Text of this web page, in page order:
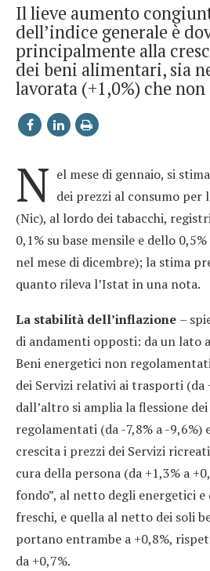
Il lieve aumento
dell’indice generale è
principalmente alla
dei beni alimentari, sia
lavorata (+1,0%) che non
N el mese di gennaio, si
dei prezzi al consumo
(Nic), al lordo dei tabacchi,
0,1% su base mensile e dello
nel mese di dicembre); la stima
quanto rileva l’Istat in una nota.
La stabilità dell’inflazione –
di andamenti opposti: da un lato
Beni energetici non
dei Servizi relativi ai trasporti (da
dall’altro si amplia la flessione
regolamentati (da -7,8% a -
crescita i prezzi dei Servizi
cura della persona (da +1,3% a
fondo”, al netto degli energetici
freschi, e quella al netto dei soli
portano entrambe a +0,8%,
da +0,7%.